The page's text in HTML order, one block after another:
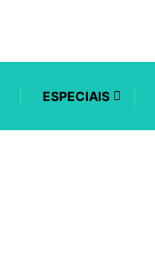
ESPECIAIS